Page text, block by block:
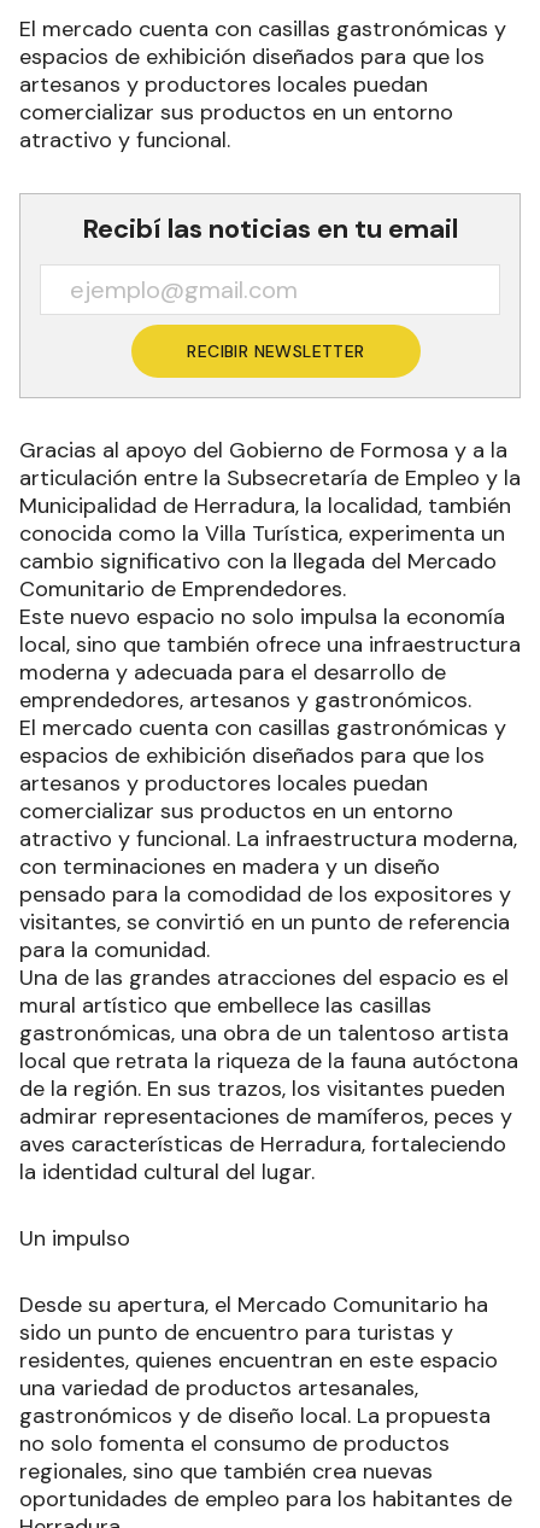
El mercado cuenta con casillas gastronómicas y
espacios de exhibición diseñados para que los
artesanos y productores locales puedan
comercializar sus productos en un entorno
atractivo y funcional.
Recibí las noticias en tu email
RECIBIR NEWSLETTER
Gracias al apoyo del Gobierno de Formosa y a la
articulación entre la Subsecretaría de Empleo y la
Municipalidad de Herradura, la localidad, también
conocida como la Villa Turística, experimenta un
cambio significativo con la llegada del Mercado
Comunitario de Emprendedores.
Este nuevo espacio no solo impulsa la economía
local, sino que también ofrece una infraestructura
moderna y adecuada para el desarrollo de
emprendedores, artesanos y gastronómicos.
El mercado cuenta con casillas gastronómicas y
espacios de exhibición diseñados para que los
artesanos y productores locales puedan
comercializar sus productos en un entorno
atractivo y funcional. La infraestructura moderna,
con terminaciones en madera y un diseño
pensado para la comodidad de los expositores y
visitantes, se convirtió en un punto de referencia
para la comunidad.
Una de las grandes atracciones del espacio es el
mural artístico que embellece las casillas
gastronómicas, una obra de un talentoso artista
local que retrata la riqueza de la fauna autóctona
de la región. En sus trazos, los visitantes pueden
admirar representaciones de mamíferos, peces y
aves características de Herradura, fortaleciendo
la identidad cultural del lugar.
Un impulso
Desde su apertura, el Mercado Comunitario ha
sido un punto de encuentro para turistas y
residentes, quienes encuentran en este espacio
una variedad de productos artesanales,
gastronómicos y de diseño local. La propuesta
no solo fomenta el consumo de productos
regionales, sino que también crea nuevas
oportunidades de empleo para los habitantes de